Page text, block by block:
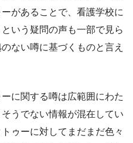
があることで、看護学校に
いう疑問の声も一部で見ら
ない噂に基づくものと言え
に関する噂は広範囲にわた
うでない情報が混在してい
ゥーに対してまだまだ色々